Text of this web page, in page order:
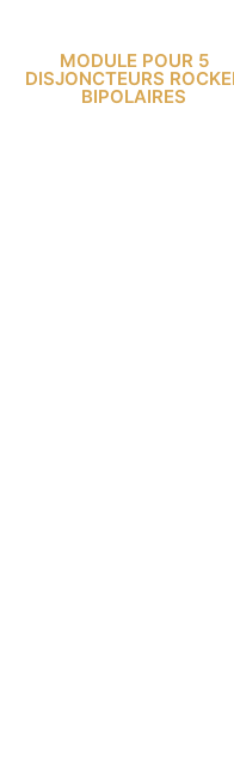
MODULE POUR 5
DISJONCTEURS
BIPOLAIRES